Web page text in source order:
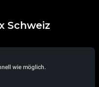
Schweiz
wie möglich.